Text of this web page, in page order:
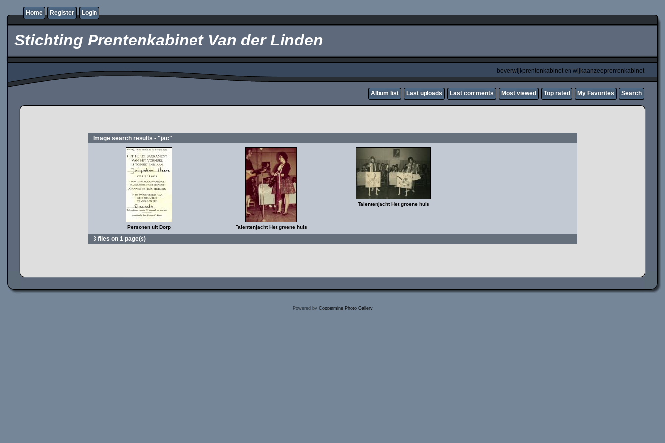
Home Register Login
Stichting Prentenkabinet Van der Linden
beverwijkprentenkabinet en wijkaanzeeprentenkabinet
Album list Last uploads Last comments Most viewed Top rated My Favorites Search
Image search results - "jac"
Personen uit Dorp Talentenjacht Het groene huis
Talentenjacht Het groene huis
3 files on 1 page(s)
Powered by Coppermine Photo Gallery